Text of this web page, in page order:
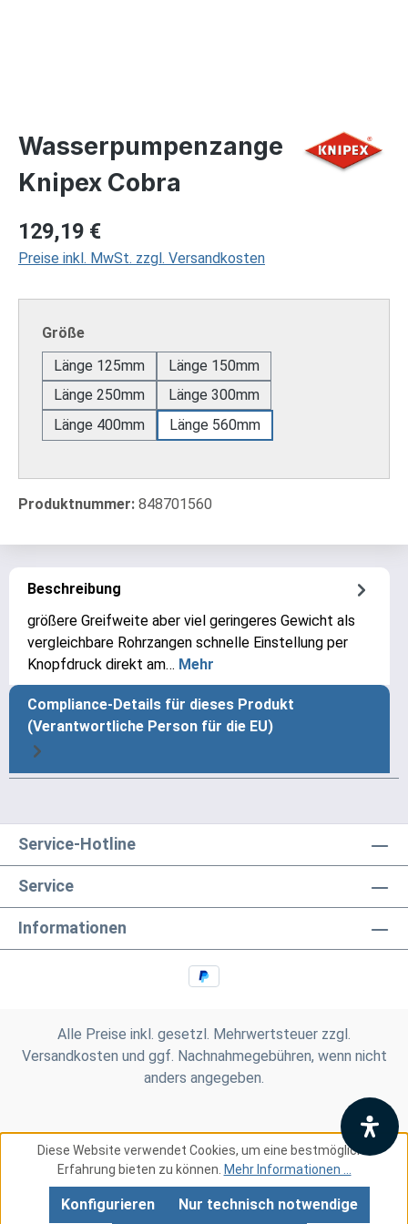
Wasserpumpenzange
Knipex Cobra
Regulärer Preis:
129,19 €
Preise inkl. MwSt. zzgl. Versandkosten
Größeauswählen
Länge 125mm
Länge 150mm
Länge 250mm
Länge 300mm
Länge 400mm
Länge 560mm
Produktnummer: 848701560
Beschreibung
größere Greifweite aber viel geringeres Gewicht als
vergleichbare Rohrzangen schnelle Einstellung per
Knopfdruck direkt am… Mehr
Compliance-Details für dieses Produkt
(Verantwortliche Person für die EU)
Service-Hotline
Service
Informationen
Alle Preise inkl. gesetzl. Mehrwertsteuer zzgl.
Versandkosten und ggf. Nachnahmegebühren, wenn nicht
anders angegeben.
Diese Website verwendet Cookies, um eine bestmögliche
Erfahrung bieten zu können. Mehr Informationen ...
Nur technisch notwendige
Konfigurieren